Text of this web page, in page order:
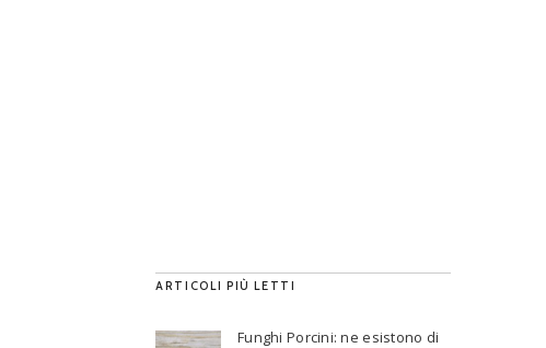
ARTICOLI PIÙ LETTI
Funghi Porcini: ne esistono di